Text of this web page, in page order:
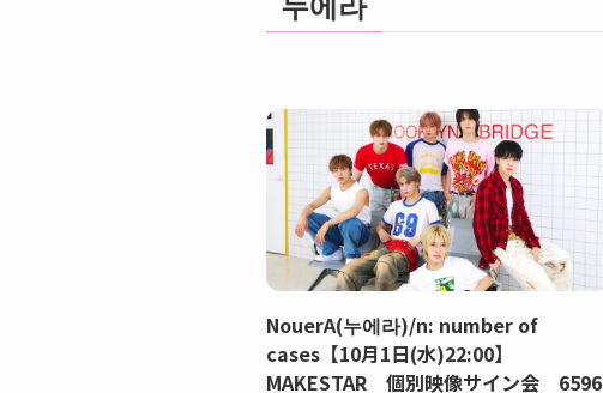
NouerA(누에라)/n: number of
cases【10月1日(水)22:00】
MAKESTAR 個別映像サイン会 6596